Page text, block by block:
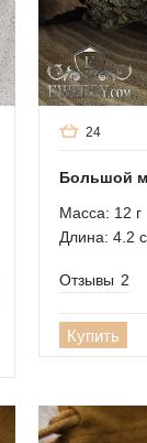
24
Большой
Масса: 12 г
Длина: 4.2
Отзывы 2
Купить